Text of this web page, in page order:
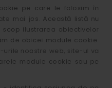
pe care le folosim în
mai jos. Această listă nu
ilustrarea obiectivelor
de obicei module cookie.
urile noastre web, site-ul va
module cookie sau pe